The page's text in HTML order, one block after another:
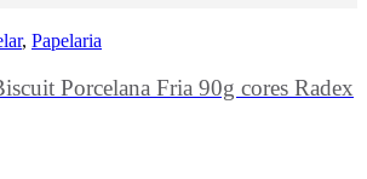
, Papelaria
Porcelana Fria 90g cores Radex